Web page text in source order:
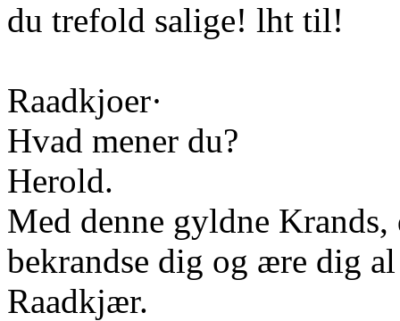
du trefold salige! lht til!
Raadkjoer·
Hvad mener du?
Herold.
Med denne gyldne
bekrandse dig og ære dig
Raadkjær.